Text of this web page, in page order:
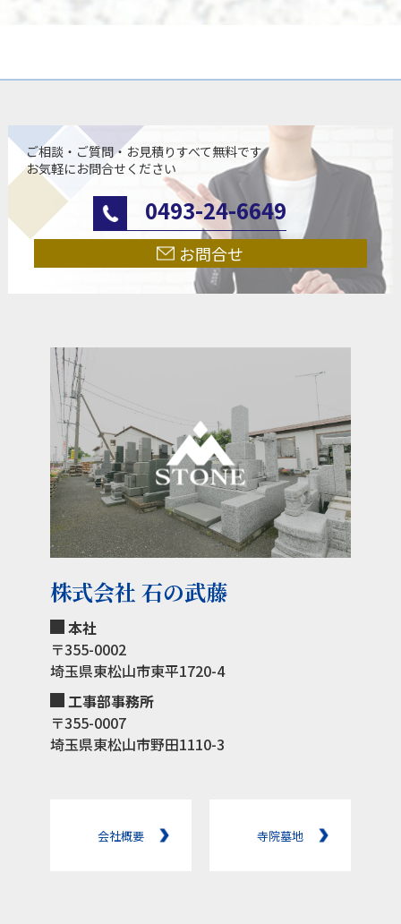
ご相談・ご質問・お見積りすべて無料です
お気軽にお問合せください
0493-24-6649
お問合せ
株式会社 石の武藤
本社
〒355-0002
埼玉県東松山市東平1720-4
工事部事務所
〒355-0007
埼玉県東松山市野田1110-3
会社概要 寺院墓地